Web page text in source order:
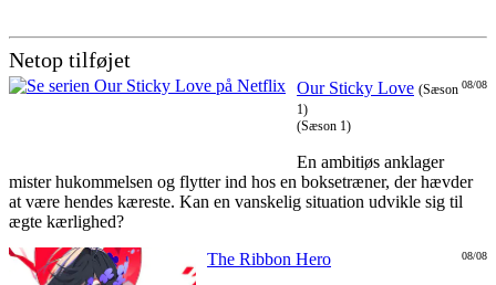
Netop tilføjet
08/08
Our Sticky Love (Sæson
1)
(Sæson 1)
En ambitiøs anklager
mister hukommelsen og flytter ind hos en boksetræner, der hævder
at være hendes kæreste. Kan en vanskelig situation udvikle sig til
ægte kærlighed?
08/08
The Ribbon Hero